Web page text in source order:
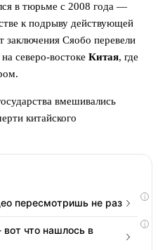
в тюрьме с 2008 года —
к подрыву действующей
заключения Сяобо перевели
северо-востоке Китая, где
вмешивались
китайского
i
пересмотришь не раз
i
что нашлось в